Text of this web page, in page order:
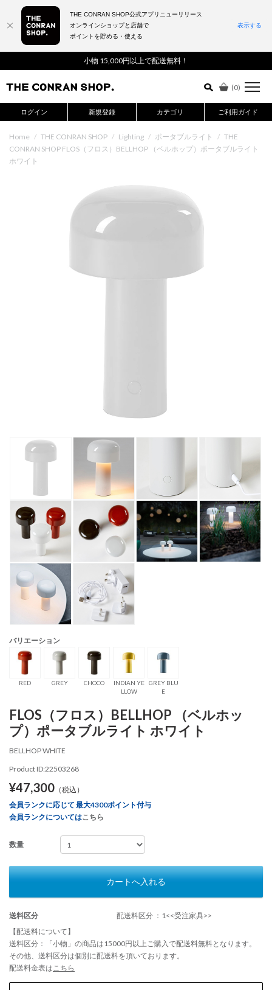
小物 15,000円以上で配送無料！
(0)
ログイン 新規登録 カテゴリ ご利用ガイド
詳細検索はこちら
Home / THE CONRAN SHOP / Lighting / ポータブルライト / THE
CONRAN SHOP FLOS（フロス）BELLHOP （ベルホップ）ポータブルライト
ホワイト
バリエーション
RED GREY CHOCO
INDIAN YE
LLOW
GREY BLU
E
FLOS（フロス）BELLHOP （ベルホッ
プ）ポータブルライト ホワイト
BELLHOP WHITE
Product ID:22503268
¥47,300 （税込）
会員ランクに応じて 最大4300ポイント付与
会員ランクについてはこちら
数量
カートへ入れる
送料区分
配送料区分 ：1<<受注家具>>
【配送料について】
送料区分：「小物」の商品は15000円以上ご購入で配送料無料となります。
その他、送料区分は個別に配送料を頂いております。
配送料金表はこちら
THE CONRAN SHOP公式アプリニューリリース
オンラインショップと店舗で
ポイントを貯める・使える
表示する